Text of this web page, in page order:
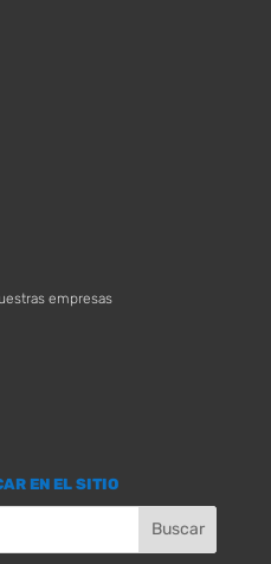
empresas
EN EL SITIO